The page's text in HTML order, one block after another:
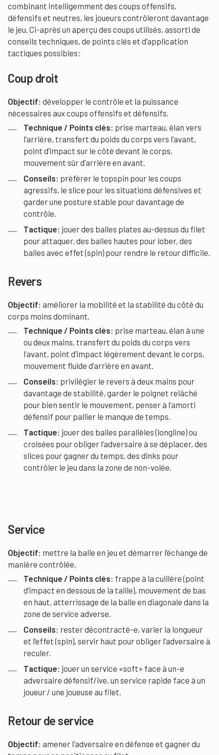
combinant intelligemment des coups offensifs,
défensifs et neutres, les joueurs contrôleront davantage
le jeu. Ci-après un aperçu des coups utilisés, assorti de
conseils techniques, de points clés et d’application
tactiques possibles:
Coup droit
Objectif: développer le contrôle et la puissance
nécessaires aux coups offensifs et défensifs.
Technique / Points clés: prise marteau, élan vers
l’arrière, transfert du poids du corps vers l’avant,
point d’impact sur le côté devant le corps,
mouvement sûr d’arrière en avant.
Conseils: préférer le topspin pour les coups
agressifs, le slice pour les situations défensives et
garder une posture stable pour davantage de
contrôle.
Tactique: jouer des balles plates au-dessus du filet
pour attaquer, des balles hautes pour lober, des
balles avec effet (spin) pour rendre le retour difficile.
Revers
Objectif: améliorer la mobilité et la stabilité du côté du
corps moins dominant.
Technique / Points clés: prise marteau, élan à une
ou deux mains, transfert du poids du corps vers
l’avant, point d’impact légèrement devant le corps,
mouvement fluide d’arrière en avant.
Conseils: privilégier le revers à deux mains pour
davantage de stabilité, garder le poignet relâché
pour bien sentir le mouvement, penser à l’amorti
défensif pour pallier le manque de temps.
Tactique: jouer des balles parallèles (longline) ou
croisées pour obliger l’adversaire à se déplacer, des
slices pour gagner du temps, des dinks pour
contrôler le jeu dans la zone de non-volée.
Service
Objectif: mettre la balle en jeu et démarrer l’échange de
manière contrôlée.
Technique / Points clés: frappe à la cuillère (point
d’impact en dessous de la taille), mouvement de bas
en haut, atterrissage de la balle en diagonale dans la
zone de service adverse.
Conseils: rester décontracté-e, varier la longueur
et l’effet (spin), servir haut pour obliger l’adversaire à
reculer.
Tactique: jouer un service «soft» face à un-e
adversaire défensif/ive, un service rapide face à un
joueur / une joueuse au filet.
Retour de service
Objectif: amener l’adversaire en défense et gagner du